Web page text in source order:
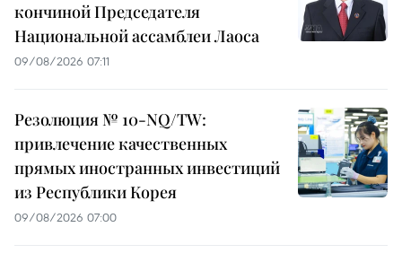
кончиной Председателя
Национальной ассамблеи Лаоса
09/08/2026 07:11
Резолюция № 10-NQ/TW:
привлечение качественных
прямых иностранных инвестиций
из Республики Корея
09/08/2026 07:00